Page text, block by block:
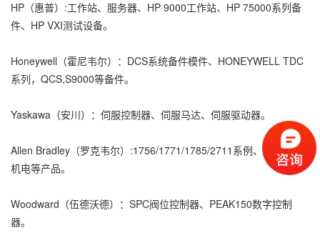
HP（惠普）:工作站、服务器、HP 9000工作站、HP 75000系列备
件、HP VXI测试设备。
Honeywell（霍尼韦尔）：DCS系统备件模件、HONEYWELL TDC
系列，QCS,S9000等备件。
Yaskawa（安川）：伺服控制器、伺服马达、伺服驱动器。
Allen Bradley（罗克韦尔）:1756/1771/1785/2711系例、RelIance
机电等产品。
Woodward（伍德沃德）：SPC阀位控制器、PEAK150数字控制
器。